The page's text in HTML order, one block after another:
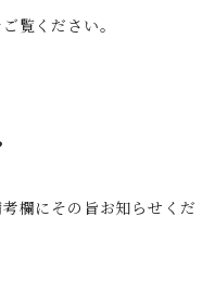
ご覧ください。
欄にその旨お知らせくだ